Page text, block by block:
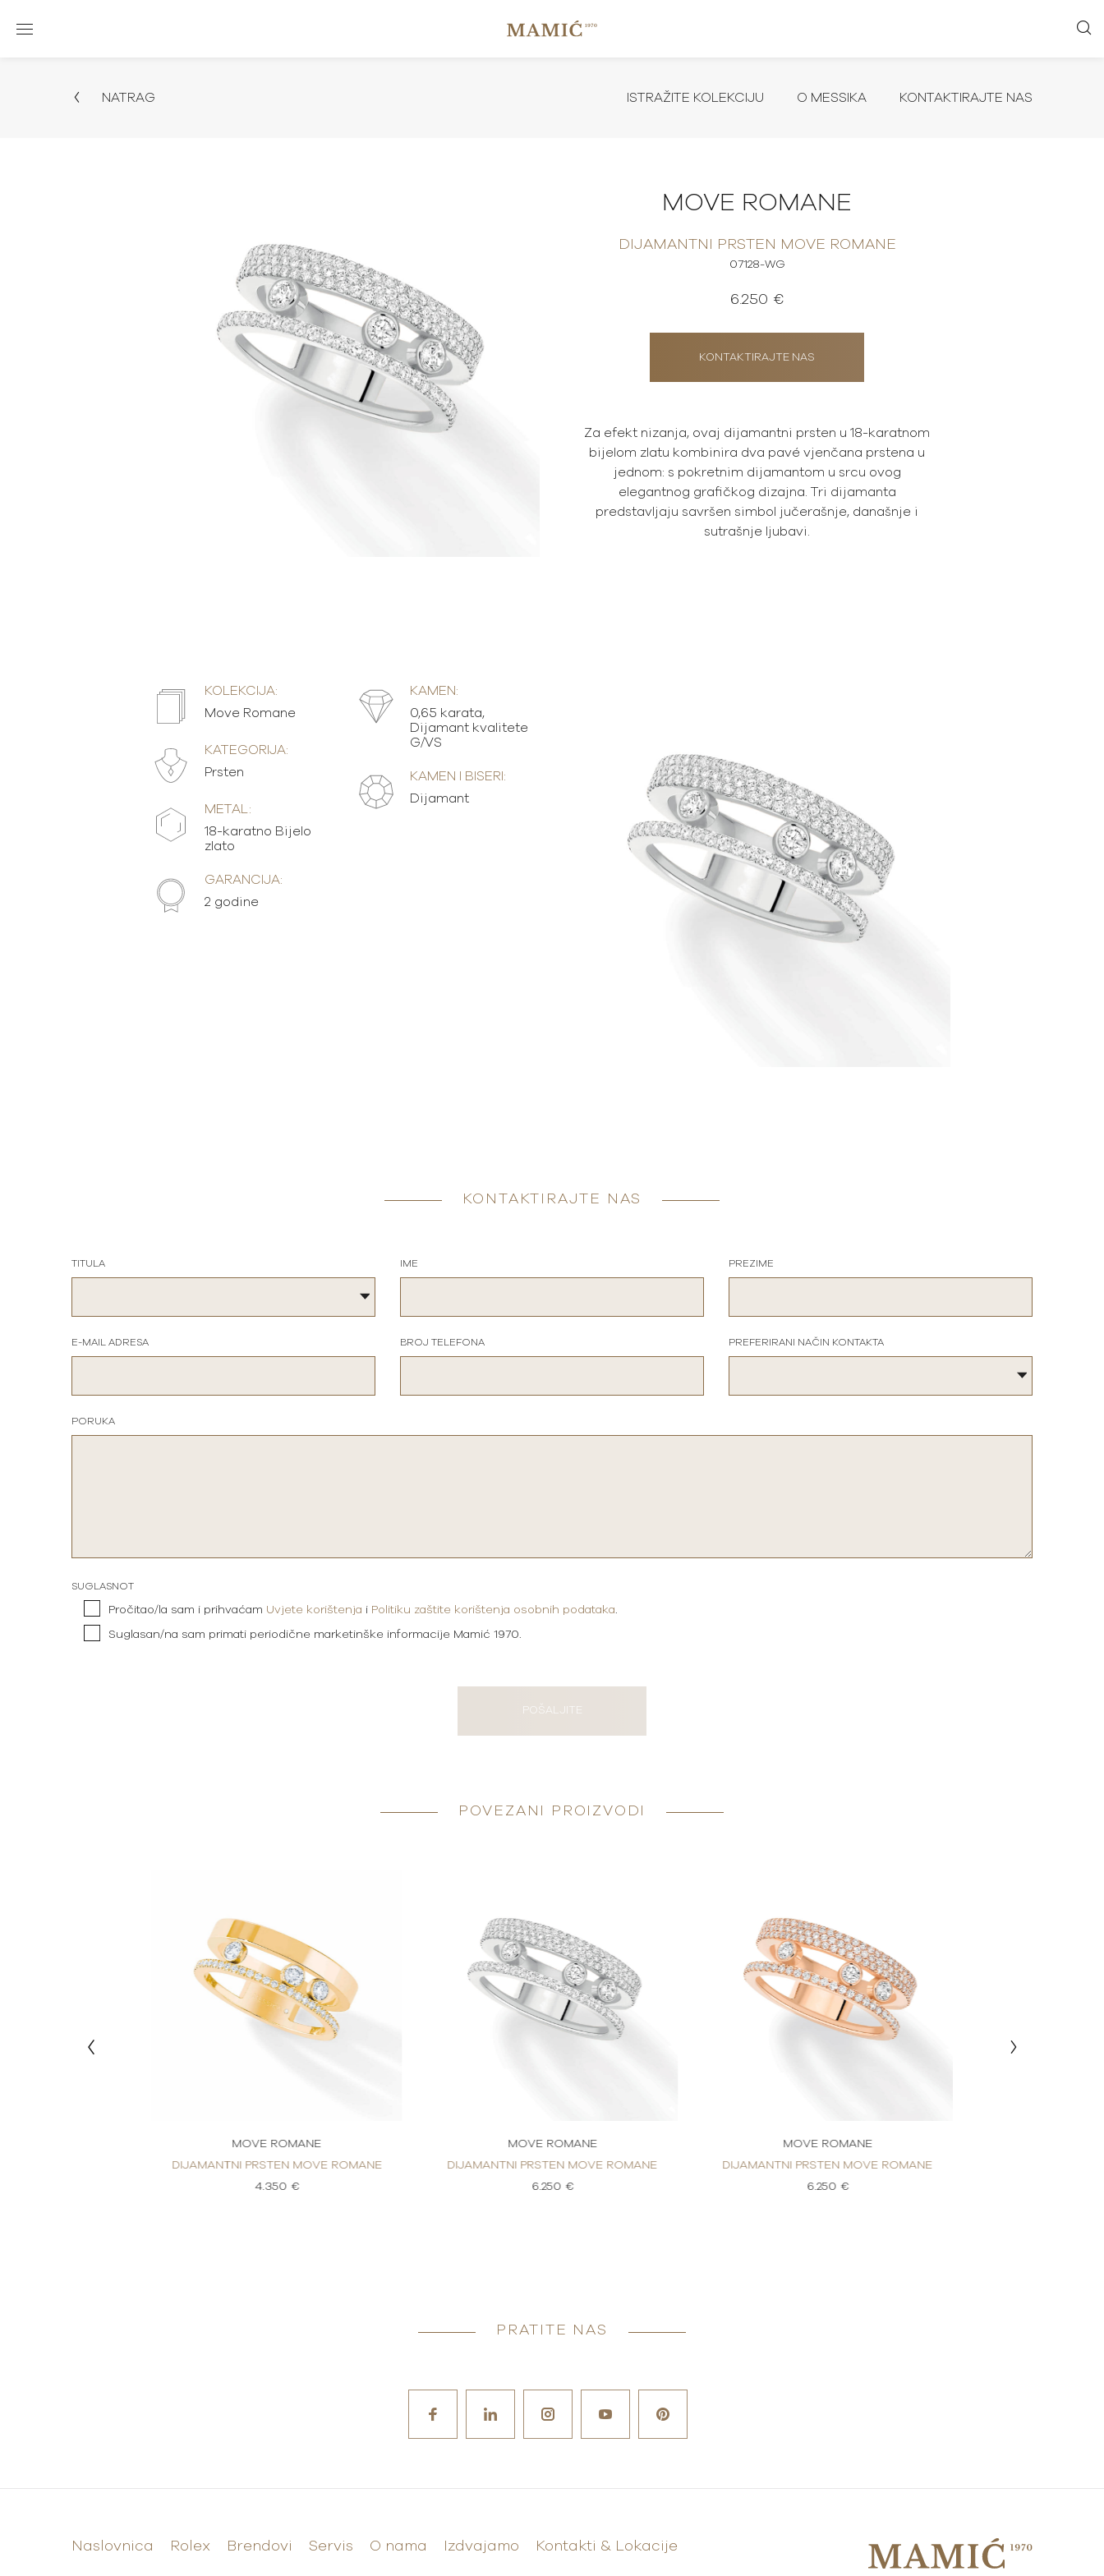
NATRAG ISTRAŽITE KOLEKCIJU O MESSIKA KONTAKTIRAJTE NAS
MOVE ROMANE
DIJAMANTNI PRSTEN MOVE ROMANE
07128-WG
6.250 €
KONTAKTIRAJTE NAS
Za efekt nizanja, ovaj dijamantni prsten u 18-karatnom
bijelom zlatu kombinira dva pavé vjenčana prstena u
jednom: s pokretnim dijamantom u srcu ovog
elegantnog grafičkog dizajna. Tri dijamanta
predstavljaju savršen simbol jučerašnje, današnje i
sutrašnje ljubavi.
KOLEKCIJA:
Move Romane
KATEGORIJA:
Prsten
METAL:
18-karatno Bijelo
zlato
GARANCIJA:
2 godine
KAMEN:
0,65 karata,
Dijamant kvalitete
G/VS
KAMEN I BISERI:
Dijamant
KONTAKTIRAJTE NAS
TITULA IME PREZIME
E-MAIL ADRESA BROJ TELEFONA PREFERIRANI NAČIN KONTAKTA
PORUKA
SUGLASNOT
Pročitao/la sam i prihvaćam Uvjete korištenja i Politiku zaštite korištenja osobnih podataka.
Suglasan/na sam primati periodične marketinške informacije Mamić 1970.
POŠALJITE
POVEZANI PROIZVODI
MOVE ROMANE
DIJAMANTNI PRSTEN MOVE ROMANE
4.350 €
MOVE ROMANE
DIJAMANTNI PRSTEN MOVE ROMANE
6.250 €
MOVE ROMANE
DIJAMANTNI PRSTEN MOVE ROMANE
6.250 €
PRATITE NAS
Naslovnica Rolex Brendovi Servis O nama Izdvajamo Kontakti & Lokacije